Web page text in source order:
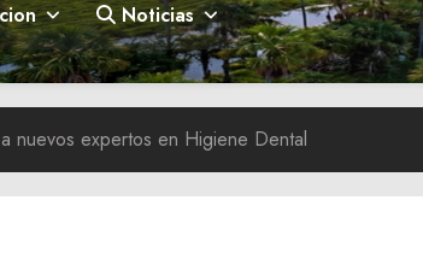
Noticias
nuevos expertos en Higiene Dental